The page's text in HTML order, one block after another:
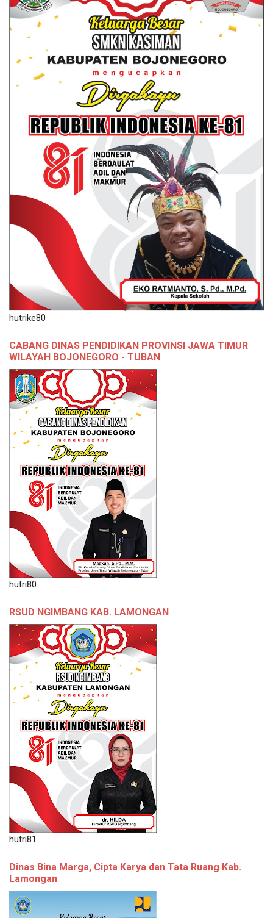
hutrike80
CABANG DINAS PENDIDIKAN PROVINSI JAWA TIMUR
WILAYAH BOJONEGORO - TUBAN
hutri80
RSUD NGIMBANG KAB. LAMONGAN
hutri81
Dinas Bina Marga, Cipta Karya dan Tata Ruang Kab.
Lamongan